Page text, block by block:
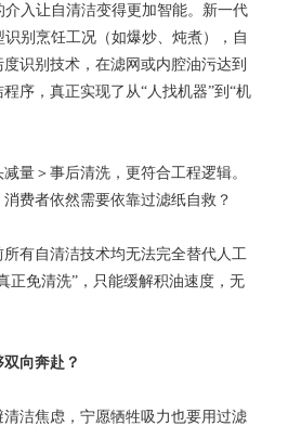
让自清洁变得更加智能。新一代
别烹饪工况（如爆炒、炖煮），自
识别技术，在滤网或内腔油污达到
序，真正实现了从“人找机器”到“机
＞事后清洗，更符合工程逻辑。
费者依然需要依靠过滤纸自救？
自清洁技术均无法完全替代人工
正免清洗”，只能缓解积油速度，无
向奔赴？
焦虑，宁愿牺牲吸力也要用过滤